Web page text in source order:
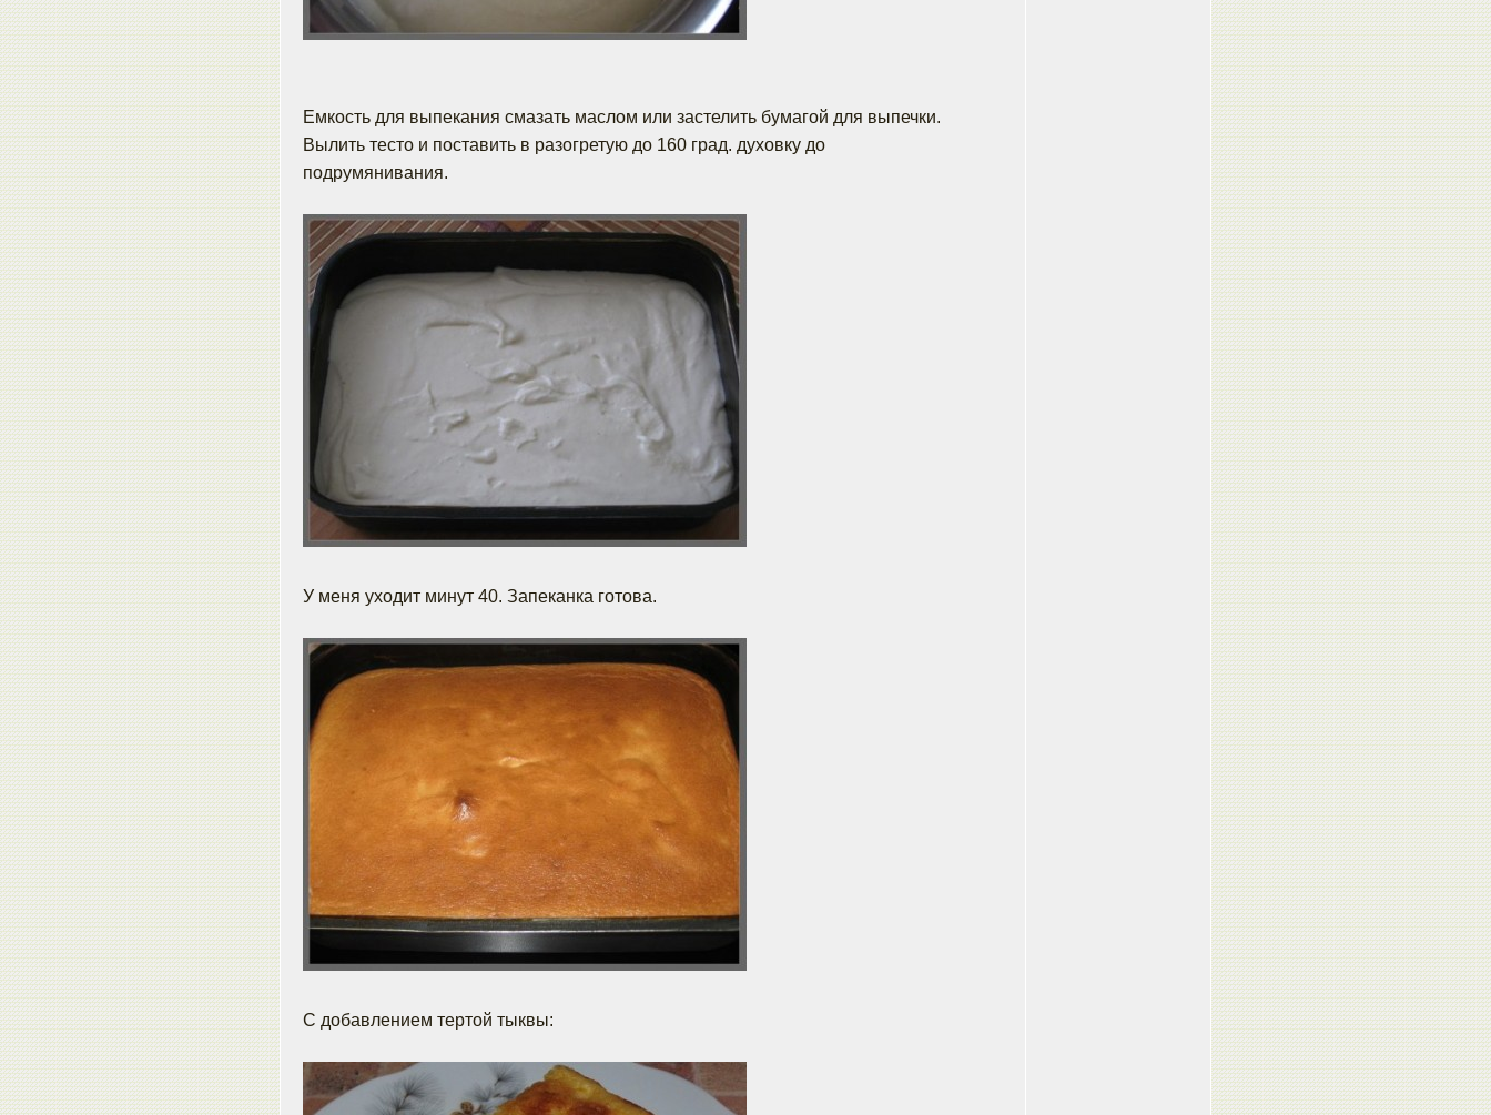
Емкость для выпекания смазать маслом или застелить бумагой для выпечки.
Вылить тесто и поставить в разогретую до 160 град. духовку до
подрумянивания.
У меня уходит минут 40. Запеканка готова.
С добавлением тертой тыквы: